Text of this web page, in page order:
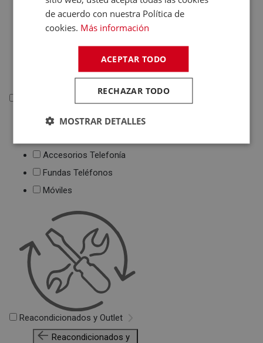
Equipos de Música
Telefonía
Accesorios Telefonía
Fundas Teléfonos
Móviles
Reacondicionados y Outlet
Reacondicionados y
de acuerdo con nuestra Política de
cookies. Más información
ACEPTAR TODO
RECHAZAR TODO
MOSTRAR DETALLES